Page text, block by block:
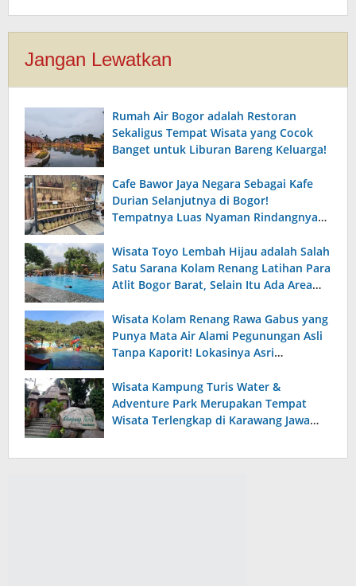
Jangan Lewatkan
Rumah Air Bogor adalah Restoran
Sekaligus Tempat Wisata yang Cocok
Banget untuk Liburan Bareng Keluarga!
Cafe Bawor Jaya Negara Sebagai Kafe
Durian Selanjutnya di Bogor!
Tempatnya Luas Nyaman Rindangnya
Makanannya Enak dan Terjangkau.
Wisata Toyo Lembah Hijau adalah Salah
Satu Sarana Kolam Renang Latihan Para
Atlit Bogor Barat, Selain Itu Ada Area
Fasilitas Lengkap!
Wisata Kolam Renang Rawa Gabus yang
Punya Mata Air Alami Pegunungan Asli
Tanpa Kaporit! Lokasinya Asri
Persawanan yang Indah.
Wisata Kampung Turis Water &
Adventure Park Merupakan Tempat
Wisata Terlengkap di Karawang Jawa